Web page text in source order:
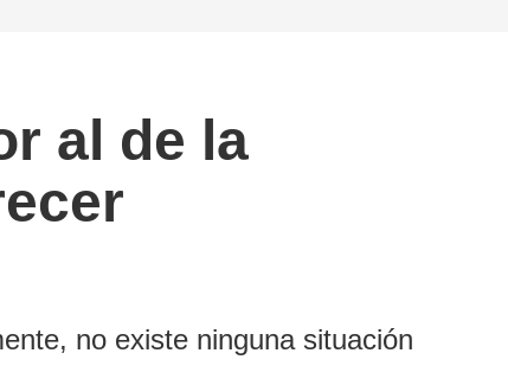
al de la
no existe ninguna situación